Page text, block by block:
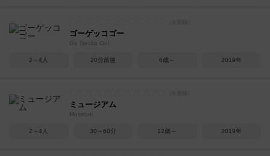
ゴーゲッコゴー
Go Gecko Go!
2～4人 20分前後 6歳～ 2019年
ミュージアム
Museum
2～4人 30～60分 12歳～ 2019年